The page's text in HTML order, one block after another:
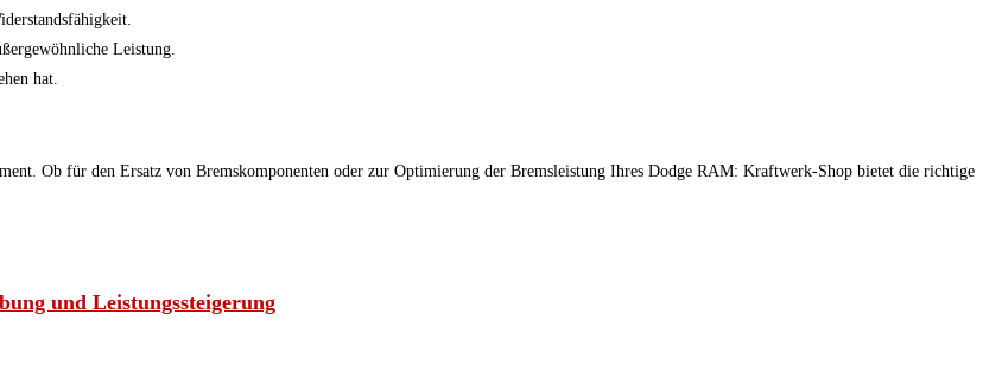
Leistung.
hat.
Ob für den Ersatz von Bremskomponenten oder zur Optimierung der Bremsleistung Ihres Dodge RAM: Kraftwerk-Shop bietet die richtige
und Leistungssteigerung